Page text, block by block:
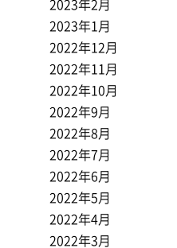
2023年2月
2023年1月
2022年12月
2022年11月
2022年10月
2022年9月
2022年8月
2022年7月
2022年6月
2022年5月
2022年4月
2022年3月